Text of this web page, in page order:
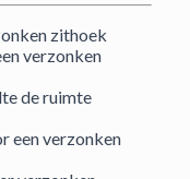
zithoek
verzonken
de ruimte
een verzonken